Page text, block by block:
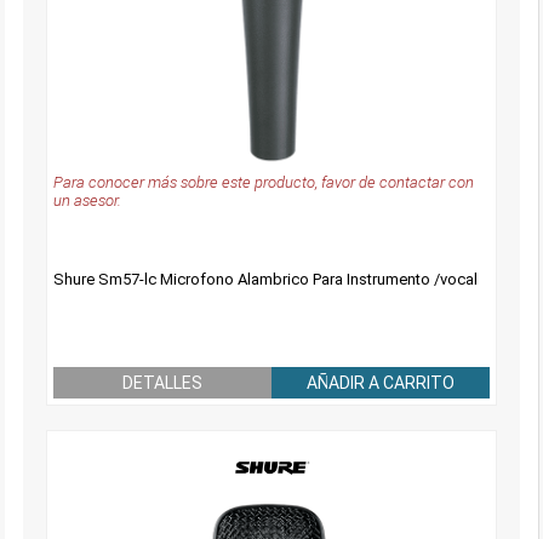
Para conocer más sobre este producto, favor de contactar con
un asesor.
Shure Sm57-lc Microfono Alambrico Para Instrumento /vocal
DETALLES AÑADIR A CARRITO